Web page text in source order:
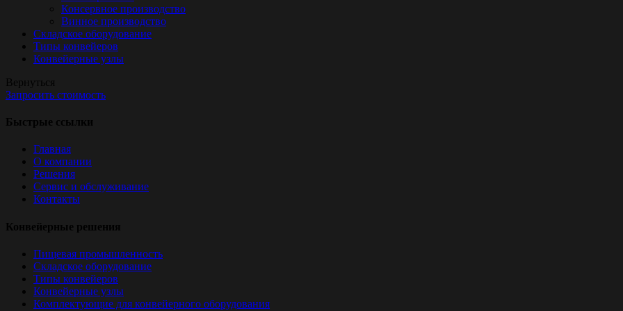
Консервное производство
Винное производство
Складское оборудование
Типы конвейеров
Конвейерные узлы
Вернуться
Запросить стоимость
Быстрые ссылки
Главная
О компании
Решения
Сервис и обслуживание
Контакты
Конвейерные решения
Пищевая промышленность
Складское оборудование
Типы конвейеров
Конвейерные узлы
Комплектующие для конвейерного оборудования